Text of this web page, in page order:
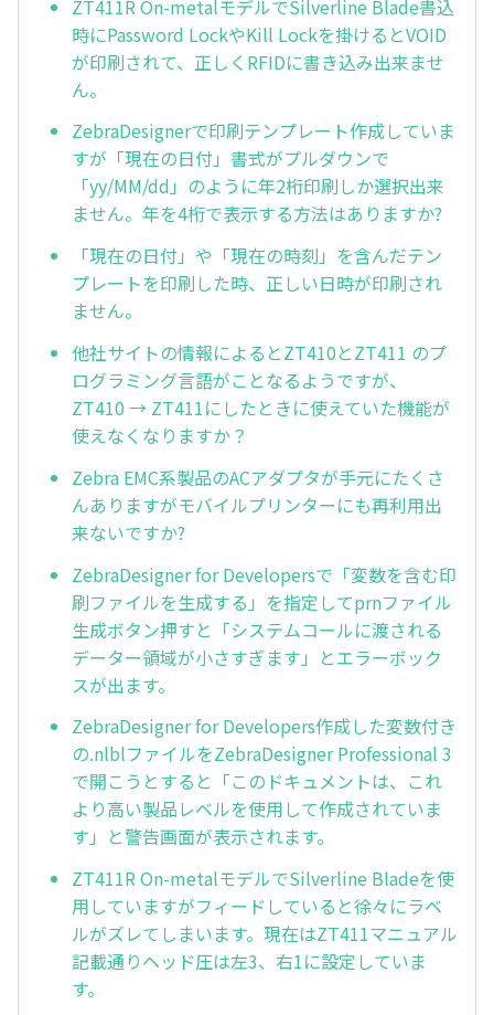
ZT411R On-metalモデルでSilverline Blade書込
時にPassword LockやKill Lockを掛けるとVOID
が印刷されて、正しくRFIDに書き込み出来ませ
ん。
ZebraDesignerで印刷テンプレート作成していま
すが「現在の日付」書式がプルダウンで
「yy/MM/dd」のように年2桁印刷しか選択出来
ません。年を4桁で表示する方法はありますか?
「現在の日付」や「現在の時刻」を含んだテン
プレートを印刷した時、正しい日時が印刷され
ません。
他社サイトの情報によるとZT410とZT411 のプ
ログラミング言語がことなるようですが、
ZT410 → ZT411にしたときに使えていた機能が
使えなくなりますか？
Zebra EMC系製品のACアダプタが手元にたくさ
んありますがモバイルプリンターにも再利用出
来ないですか?
ZebraDesigner for Developersで「変数を含む印
刷ファイルを生成する」を指定してprnファイル
生成ボタン押すと「システムコールに渡される
データー領域が小さすぎます」とエラーボック
スが出ます。
ZebraDesigner for Developers作成した変数付き
の.nlblファイルをZebraDesigner Professional 3
で開こうとすると「このドキュメントは、これ
より高い製品レベルを使用して作成されていま
す」と警告画面が表示されます。
ZT411R On-metalモデルでSilverline Bladeを使
用していますがフィードしていると徐々にラベ
ルがズレてしまいます。現在はZT411マニュアル
記載通りヘッド圧は左3、右1に設定していま
す。